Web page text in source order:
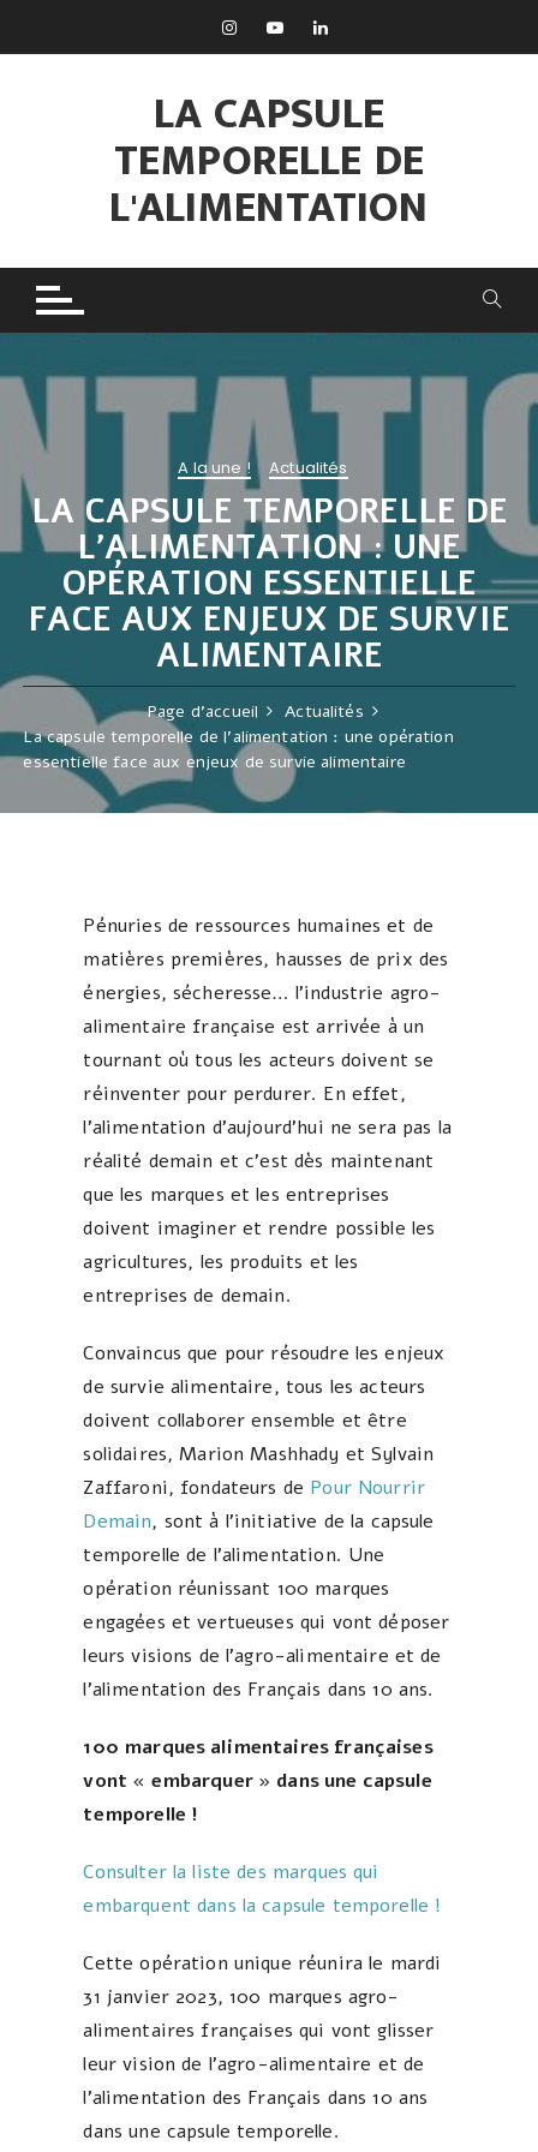
LA CAPSULE
TEMPORELLE DE
L'ALIMENTATION
A la une ! Actualités
LA CAPSULE TEMPORELLE DE
L’ALIMENTATION : UNE
OPÉRATION ESSENTIELLE
FACE AUX ENJEUX DE SURVIE
ALIMENTAIRE
Page d'accueil
Actualités
La capsule temporelle de l’alimentation : une opération
essentielle face aux enjeux de survie alimentaire
Pénuries de ressources humaines et de
matières premières, hausses de prix des
énergies, sécheresse… l’industrie agro-
alimentaire française est arrivée à un
tournant où tous les acteurs doivent se
réinventer pour perdurer. En effet,
l’alimentation d’aujourd’hui ne sera pas la
réalité demain et c’est dès maintenant
que les marques et les entreprises
doivent imaginer et rendre possible les
agricultures, les produits et les
entreprises de demain.
Convaincus que pour résoudre les enjeux
de survie alimentaire, tous les acteurs
doivent collaborer ensemble et être
solidaires, Marion Mashhady et Sylvain
Zaffaroni, fondateurs de Pour Nourrir
Demain, sont à l’initiative de la capsule
temporelle de l’alimentation. Une
opération réunissant 100 marques
engagées et vertueuses qui vont déposer
leurs visions de l’agro-alimentaire et de
l’alimentation des Français dans 10 ans.
100 marques alimentaires françaises
vont « embarquer » dans une capsule
temporelle !
Consulter la liste des marques qui
embarquent dans la capsule temporelle !
Cette opération unique réunira le mardi
31 janvier 2023, 100 marques agro-
alimentaires françaises qui vont glisser
leur vision de l’agro-alimentaire et de
l’alimentation des Français dans 10 ans
dans une capsule temporelle.